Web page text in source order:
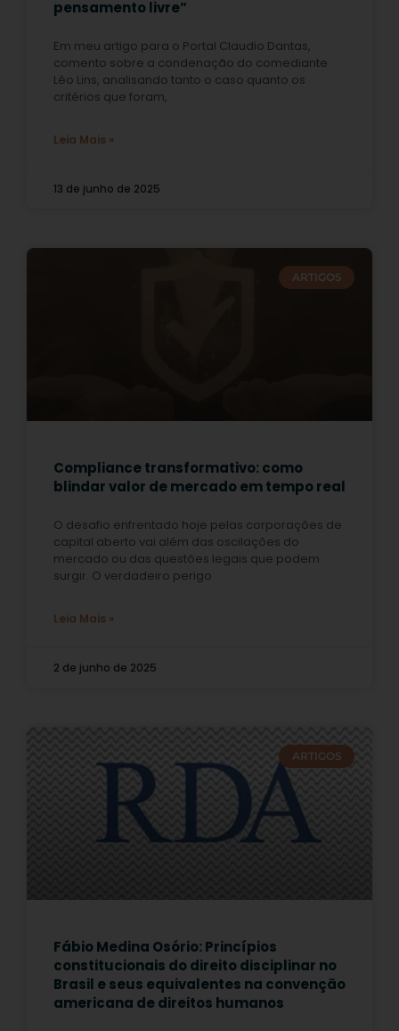
pensamento livre”
Em meu artigo para o Portal Claudio Dantas,
comento sobre a condenação do comediante
Léo Lins, analisando tanto o caso quanto os
critérios que foram,
Leia Mais »
13 de junho de 2025
ARTIGOS
Compliance transformativo: como
blindar valor de mercado em tempo real
O desafio enfrentado hoje pelas corporações de
capital aberto vai além das oscilações do
mercado ou das questões legais que podem
surgir. O verdadeiro perigo
Leia Mais »
2 de junho de 2025
ARTIGOS
Fábio Medina Osório: Princípios
constitucionais do direito disciplinar no
Brasil e seus equivalentes na convenção
americana de direitos humanos